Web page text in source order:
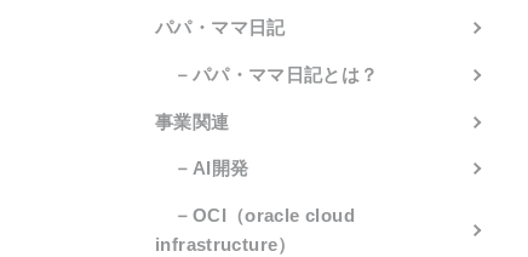
パパ・ママ日記
－パパ・ママ日記とは？
事業関連
－AI開発
－OCI（oracle cloud
infrastructure）